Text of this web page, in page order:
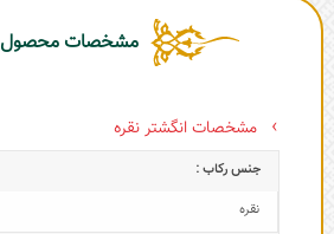
مشخصات محصول
مشخصات انگشتر نقره
جنس رکاب :
نقره